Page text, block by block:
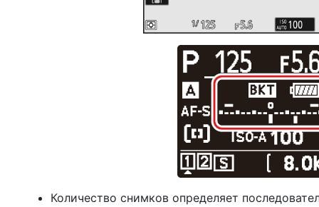
Количество снимков определяет